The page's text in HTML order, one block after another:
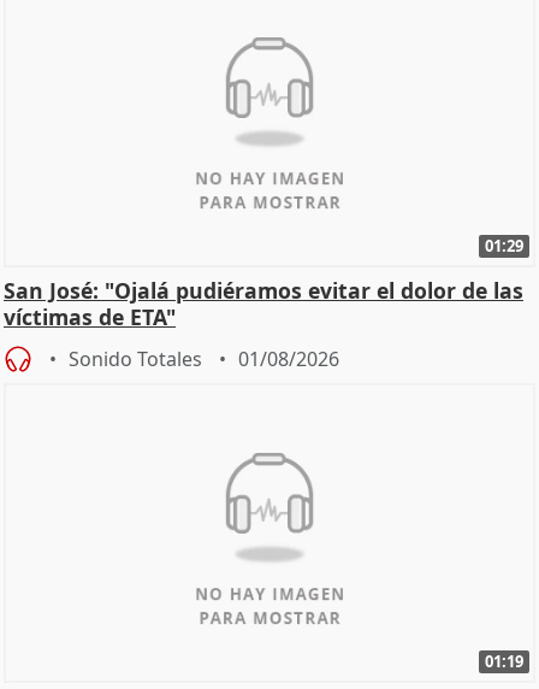
01:29
San José: "Ojalá pudiéramos evitar el dolor de las
víctimas de ETA"
Sonido Totales 01/08/2026
01:19